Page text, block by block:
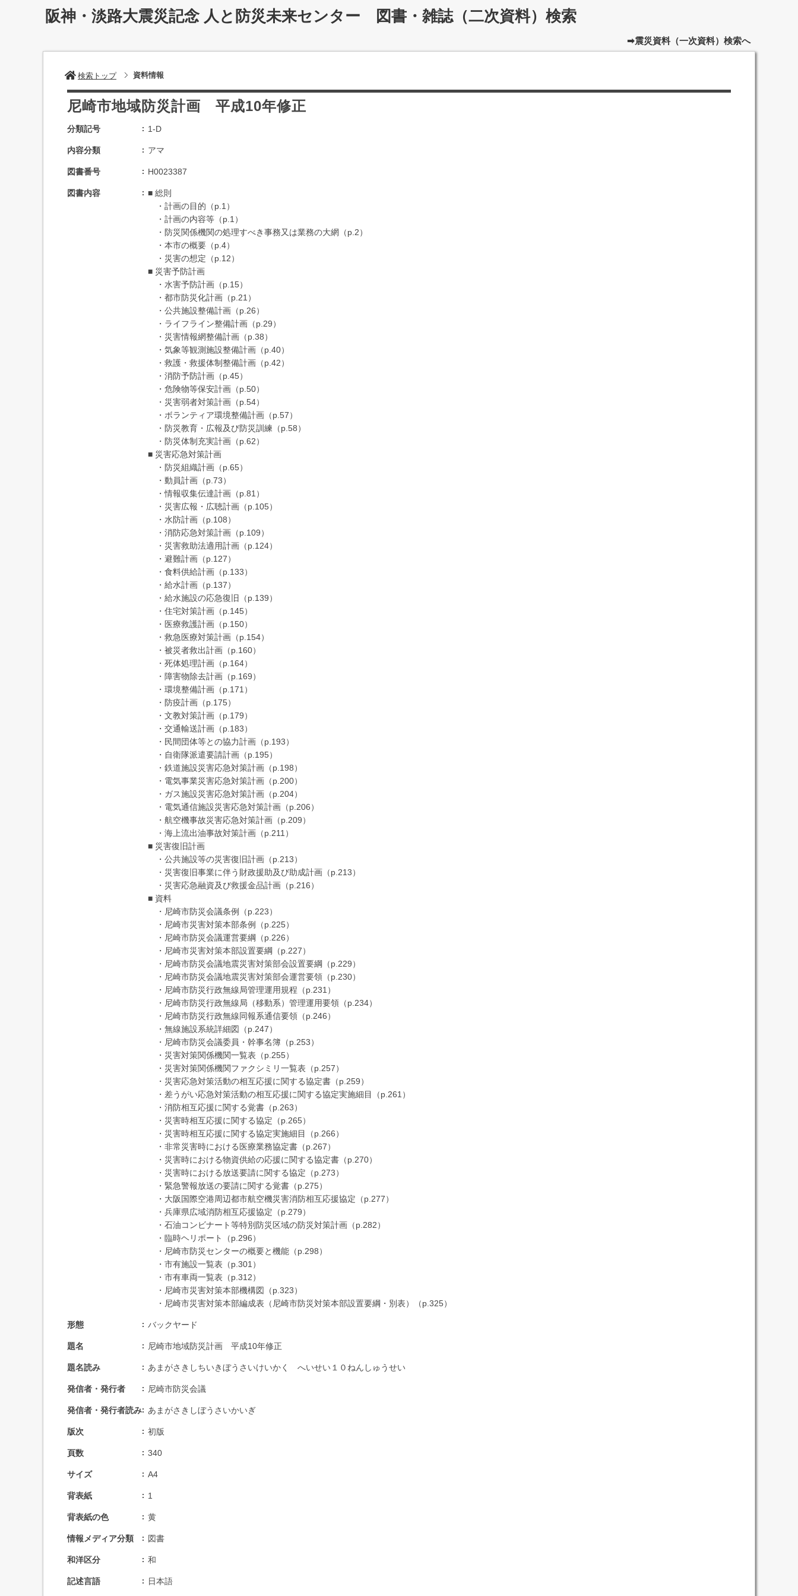
阪神・淡路大震災記念 人と防災未来センター 図書・雑誌（二次資料）検索
➡震災資料（一次資料）検索へ
検索トップ 資料情報
尼崎市地域防災計画 平成10年修正
分類記号 1-D
内容分類 アマ
図書番号 H0023387
図書内容
■ 総則
・計画の目的（p.1）
・計画の内容等（p.1）
・防災関係機関の処理すべき事務又は業務の大網（p.2）
・本市の概要（p.4）
・災害の想定（p.12）
■ 災害予防計画
・水害予防計画（p.15）
・都市防災化計画（p.21）
・公共施設整備計画（p.26）
・ライフライン整備計画（p.29）
・災害情報網整備計画（p.38）
・気象等観測施設整備計画（p.40）
・救護・救援体制整備計画（p.42）
・消防予防計画（p.45）
・危険物等保安計画（p.50）
・災害弱者対策計画（p.54）
・ボランティア環境整備計画（p.57）
・防災教育・広報及び防災訓練（p.58）
・防災体制充実計画（p.62）
■ 災害応急対策計画
・防災組織計画（p.65）
・動員計画（p.73）
・情報収集伝達計画（p.81）
・災害広報・広聴計画（p.105）
・水防計画（p.108）
・消防応急対策計画（p.109）
・災害救助法適用計画（p.124）
・避難計画（p.127）
・食料供給計画（p.133）
・給水計画（p.137）
・給水施設の応急復旧（p.139）
・住宅対策計画（p.145）
・医療救護計画（p.150）
・救急医療対策計画（p.154）
・被災者救出計画（p.160）
・死体処理計画（p.164）
・障害物除去計画（p.169）
・環境整備計画（p.171）
・防疫計画（p.175）
・文教対策計画（p.179）
・交通輸送計画（p.183）
・民間団体等との協力計画（p.193）
・自衛隊派遣要請計画（p.195）
・鉄道施設災害応急対策計画（p.198）
・電気事業災害応急対策計画（p.200）
・ガス施設災害応急対策計画（p.204）
・電気通信施設災害応急対策計画（p.206）
・航空機事故災害応急対策計画（p.209）
・海上流出油事故対策計画（p.211）
■ 災害復旧計画
・公共施設等の災害復旧計画（p.213）
・災害復旧事業に伴う財政援助及び助成計画（p.213）
・災害応急融資及び救援金品計画（p.216）
■ 資料
・尼崎市防災会議条例（p.223）
・尼崎市災害対策本部条例（p.225）
・尼崎市防災会議運営要綱（p.226）
・尼崎市災害対策本部設置要綱（p.227）
・尼崎市防災会議地震災害対策部会設置要綱（p.229）
・尼崎市防災会議地震災害対策部会運営要領（p.230）
・尼崎市防災行政無線局管理運用規程（p.231）
・尼崎市防災行政無線局（移動系）管理運用要領（p.234）
・尼崎市防災行政無線同報系通信要領（p.246）
・無線施設系統詳細図（p.247）
・尼崎市防災会議委員・幹事名簿（p.253）
・災害対策関係機関一覧表（p.255）
・災害対策関係機関ファクシミリ一覧表（p.257）
・災害応急対策活動の相互応援に関する協定書（p.259）
・差うがい応急対策活動の相互応援に関する協定実施細目（p.261）
・消防相互応援に関する覚書（p.263）
・災害時相互応援に関する協定（p.265）
・災害時相互応援に関する協定実施細目（p.266）
・非常災害時における医療業務協定書（p.267）
・災害時における物資供給の応援に関する協定書（p.270）
・災害時における放送要請に関する協定（p.273）
・緊急警報放送の要請に関する覚書（p.275）
・大阪国際空港周辺都市航空機災害消防相互応援協定（p.277）
・兵庫県広域消防相互応援協定（p.279）
・石油コンビナート等特別防災区域の防災対策計画（p.282）
・臨時ヘリポート（p.296）
・尼崎市防災センターの概要と機能（p.298）
・市有施設一覧表（p.301）
・市有車両一覧表（p.312）
・尼崎市災害対策本部機構図（p.323）
・尼崎市災害対策本部編成表（尼崎市防災対策本部設置要綱・別表）（p.325）
形態 バックヤード
題名 尼崎市地域防災計画 平成10年修正
題名読み あまがさきしちいきぼうさいけいかく へいせい１０ねんしゅうせい
発信者・発行者 尼崎市防災会議
発信者・発行者読み あまがさきしぼうさいかいぎ
版次 初版
頁数 340
サイズ A4
背表紙 1
背表紙の色 黄
情報メディア分類 図書
和洋区分 和
記述言語 日本語